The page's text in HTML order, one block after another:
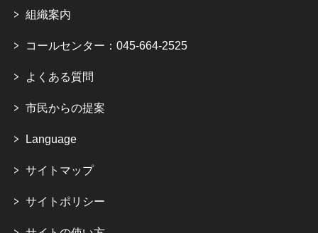
組織案内
コールセンター：045-664-2525
よくある質問
市民からの提案
Language
サイトマップ
サイトポリシー